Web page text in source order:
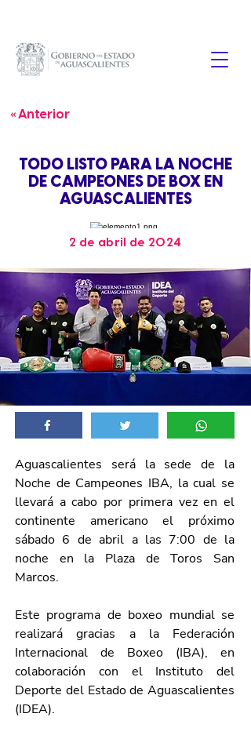
« Anterior
TODO LISTO PARA LA NOCHE
DE CAMPEONES DE BOX EN
AGUASCALIENTES
2 de abril de 2024
Aguascalientes será la sede de la
Noche de Campeones IBA, la cual se
llevará a cabo por primera vez en el
continente americano el próximo
sábado 6 de abril a las 7:00 de la
noche en la Plaza de Toros San
Marcos.
Este programa de boxeo mundial se
realizará gracias a la Federación
Internacional de Boxeo (IBA), en
colaboración con el Instituto del
Deporte del Estado de Aguascalientes
(IDEA).